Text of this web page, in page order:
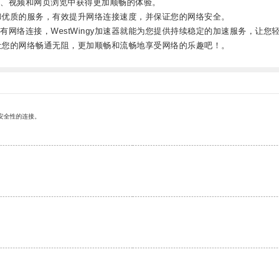
频和网页浏览中获得更加顺畅的体验。
的服务，有效提升网络连接速度，并保证您的网络安全。
络连接，WestWingy加速器就能为您提供持续稳定的加速服务，让您轻
网络畅通无阻，更加顺畅和流畅地享受网络的乐趣吧！。
性的连接。